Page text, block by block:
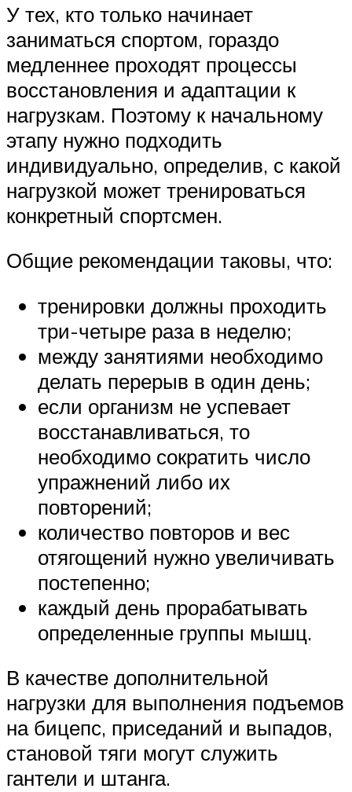
У тех, кто только начинает
заниматься спортом, гораздо
медленнее проходят процессы
восстановления и адаптации к
нагрузкам. Поэтому к начальному
этапу нужно подходить
индивидуально, определив, с какой
нагрузкой может тренироваться
конкретный спортсмен.
Общие рекомендации таковы, что:
тренировки должны проходить
три-четыре раза в неделю;
между занятиями необходимо
делать перерыв в один день;
если организм не успевает
восстанавливаться, то
необходимо сократить число
упражнений либо их
повторений;
количество повторов и вес
отягощений нужно увеличивать
постепенно;
каждый день прорабатывать
определенные группы мышц.
В качестве дополнительной
нагрузки для выполнения подъемов
на бицепс, приседаний и выпадов,
становой тяги могут служить
гантели и штанга.